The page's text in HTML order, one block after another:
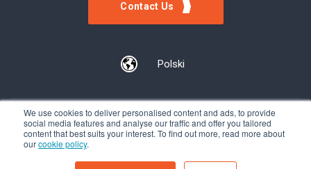
We use cookies to deliver personalised content and ads, to provide
social media features and analyse our traffic and offer you tailored
content that best suits your interest. To find out more, read more about
ourcookie policy.
Polski
Contact Us
©Tokinomo. Copyright 2022. All Rights Reserved. Patent awarded
A201500317, Patent pending A201900056
Terms & Conditions-Privacy Policy